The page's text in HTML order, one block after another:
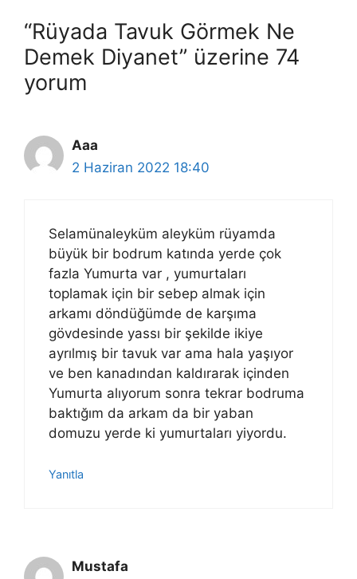
“Rüyada Tavuk Görmek Ne
Demek Diyanet” üzerine 74
yorum
Aaa
2 Haziran 2022 18:40
Selamünaleyküm aleyküm rüyamda
büyük bir bodrum katında yerde çok
fazla Yumurta var , yumurtaları
toplamak için bir sebep almak için
arkamı döndüğümde de karşıma
gövdesinde yassı bir şekilde ikiye
ayrılmış bir tavuk var ama hala yaşıyor
ve ben kanadından kaldırarak içinden
Yumurta alıyorum sonra tekrar bodruma
baktığım da arkam da bir yaban
domuzu yerde ki yumurtaları yiyordu.
Yanıtla
Mustafa